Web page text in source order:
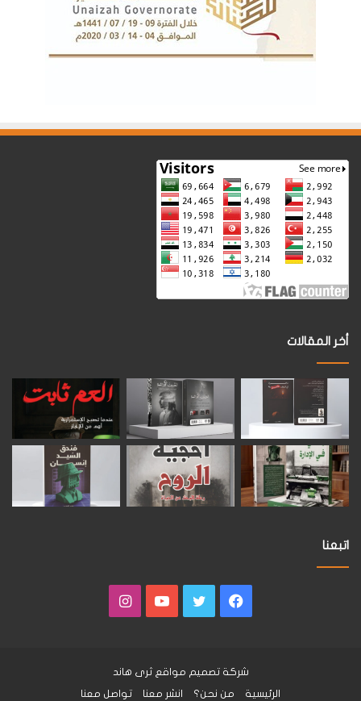
أخر المقالات
اتبعنا
فيسبوكتويتر يوتيوبانستقرام
شركة تصميم مواقع ثرى هاند
الرئيسية
من نحن؟ انشر معنا تواصل معنا